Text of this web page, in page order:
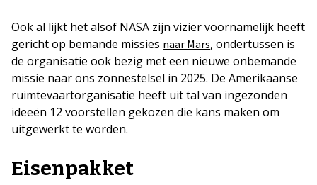
Ook al lijkt het alsof NASA zijn vizier voornamelijk heeft
gericht op bemande missies naar Mars, ondertussen is
de organisatie ook bezig met een nieuwe onbemande
missie naar ons zonnestelsel in 2025. De Amerikaanse
ruimtevaartorganisatie heeft uit tal van ingezonden
ideeën 12 voorstellen gekozen die kans maken om
uitgewerkt te worden.
Eisenpakket